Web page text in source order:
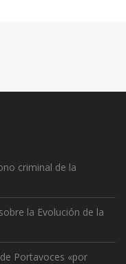
criminal de la
la Evolución de la
Portavoces «por